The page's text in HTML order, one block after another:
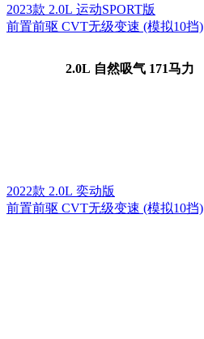
2023款 2.0L 运动SPORT版
前置前驱 CVT无级变速 (模拟10挡)
2.0L 自然吸气 171马力
2022款 2.0L 奕动版
前置前驱 CVT无级变速 (模拟10挡)